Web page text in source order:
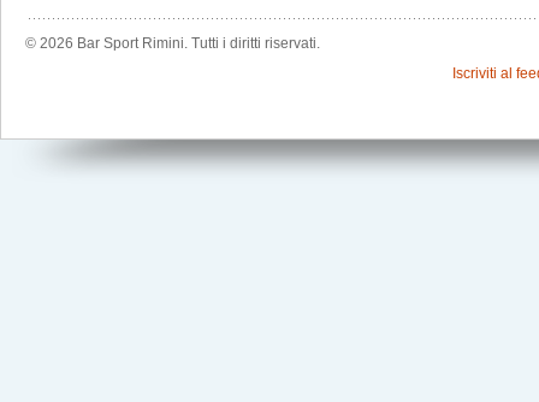
© 2026 Bar Sport Rimini. Tutti i diritti riservati.
Iscriviti al